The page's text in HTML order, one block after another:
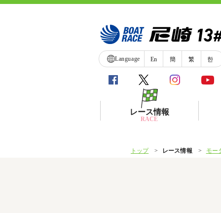
Language En 簡 繁 한
レース情報
RACE
トップ レース情報 モー